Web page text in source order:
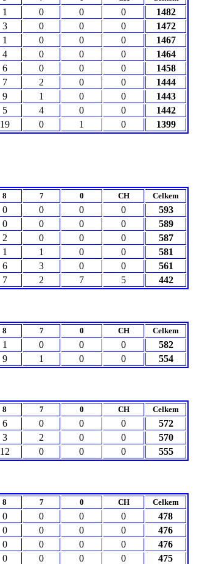
1 0 0 0 1482
3 0 0 0 1472
1 0 0 0 1467
4 0 0 0 1464
6 0 0 0 1458
7 2 0 0 1444
9 1 0 0 1443
5 4 0 0 1442
19 0 1 0 1399
8 7 0 CH
Celkem
0 0 0 0 593
0 0 0 0 589
2 0 0 0 587
1 1 0 0 581
6 3 0 0 561
7 2 7 5 442
8 7 0 CH
Celkem
1 0 0 0 582
9 1 0 0 554
8 7 0 CH
Celkem
6 0 0 0 572
3 2 0 0 570
12 0 0 0 555
8 7 0 CH
Celkem
0 0 0 0 478
0 0 0 0 476
0 0 0 0 476
0 0 0 0 475